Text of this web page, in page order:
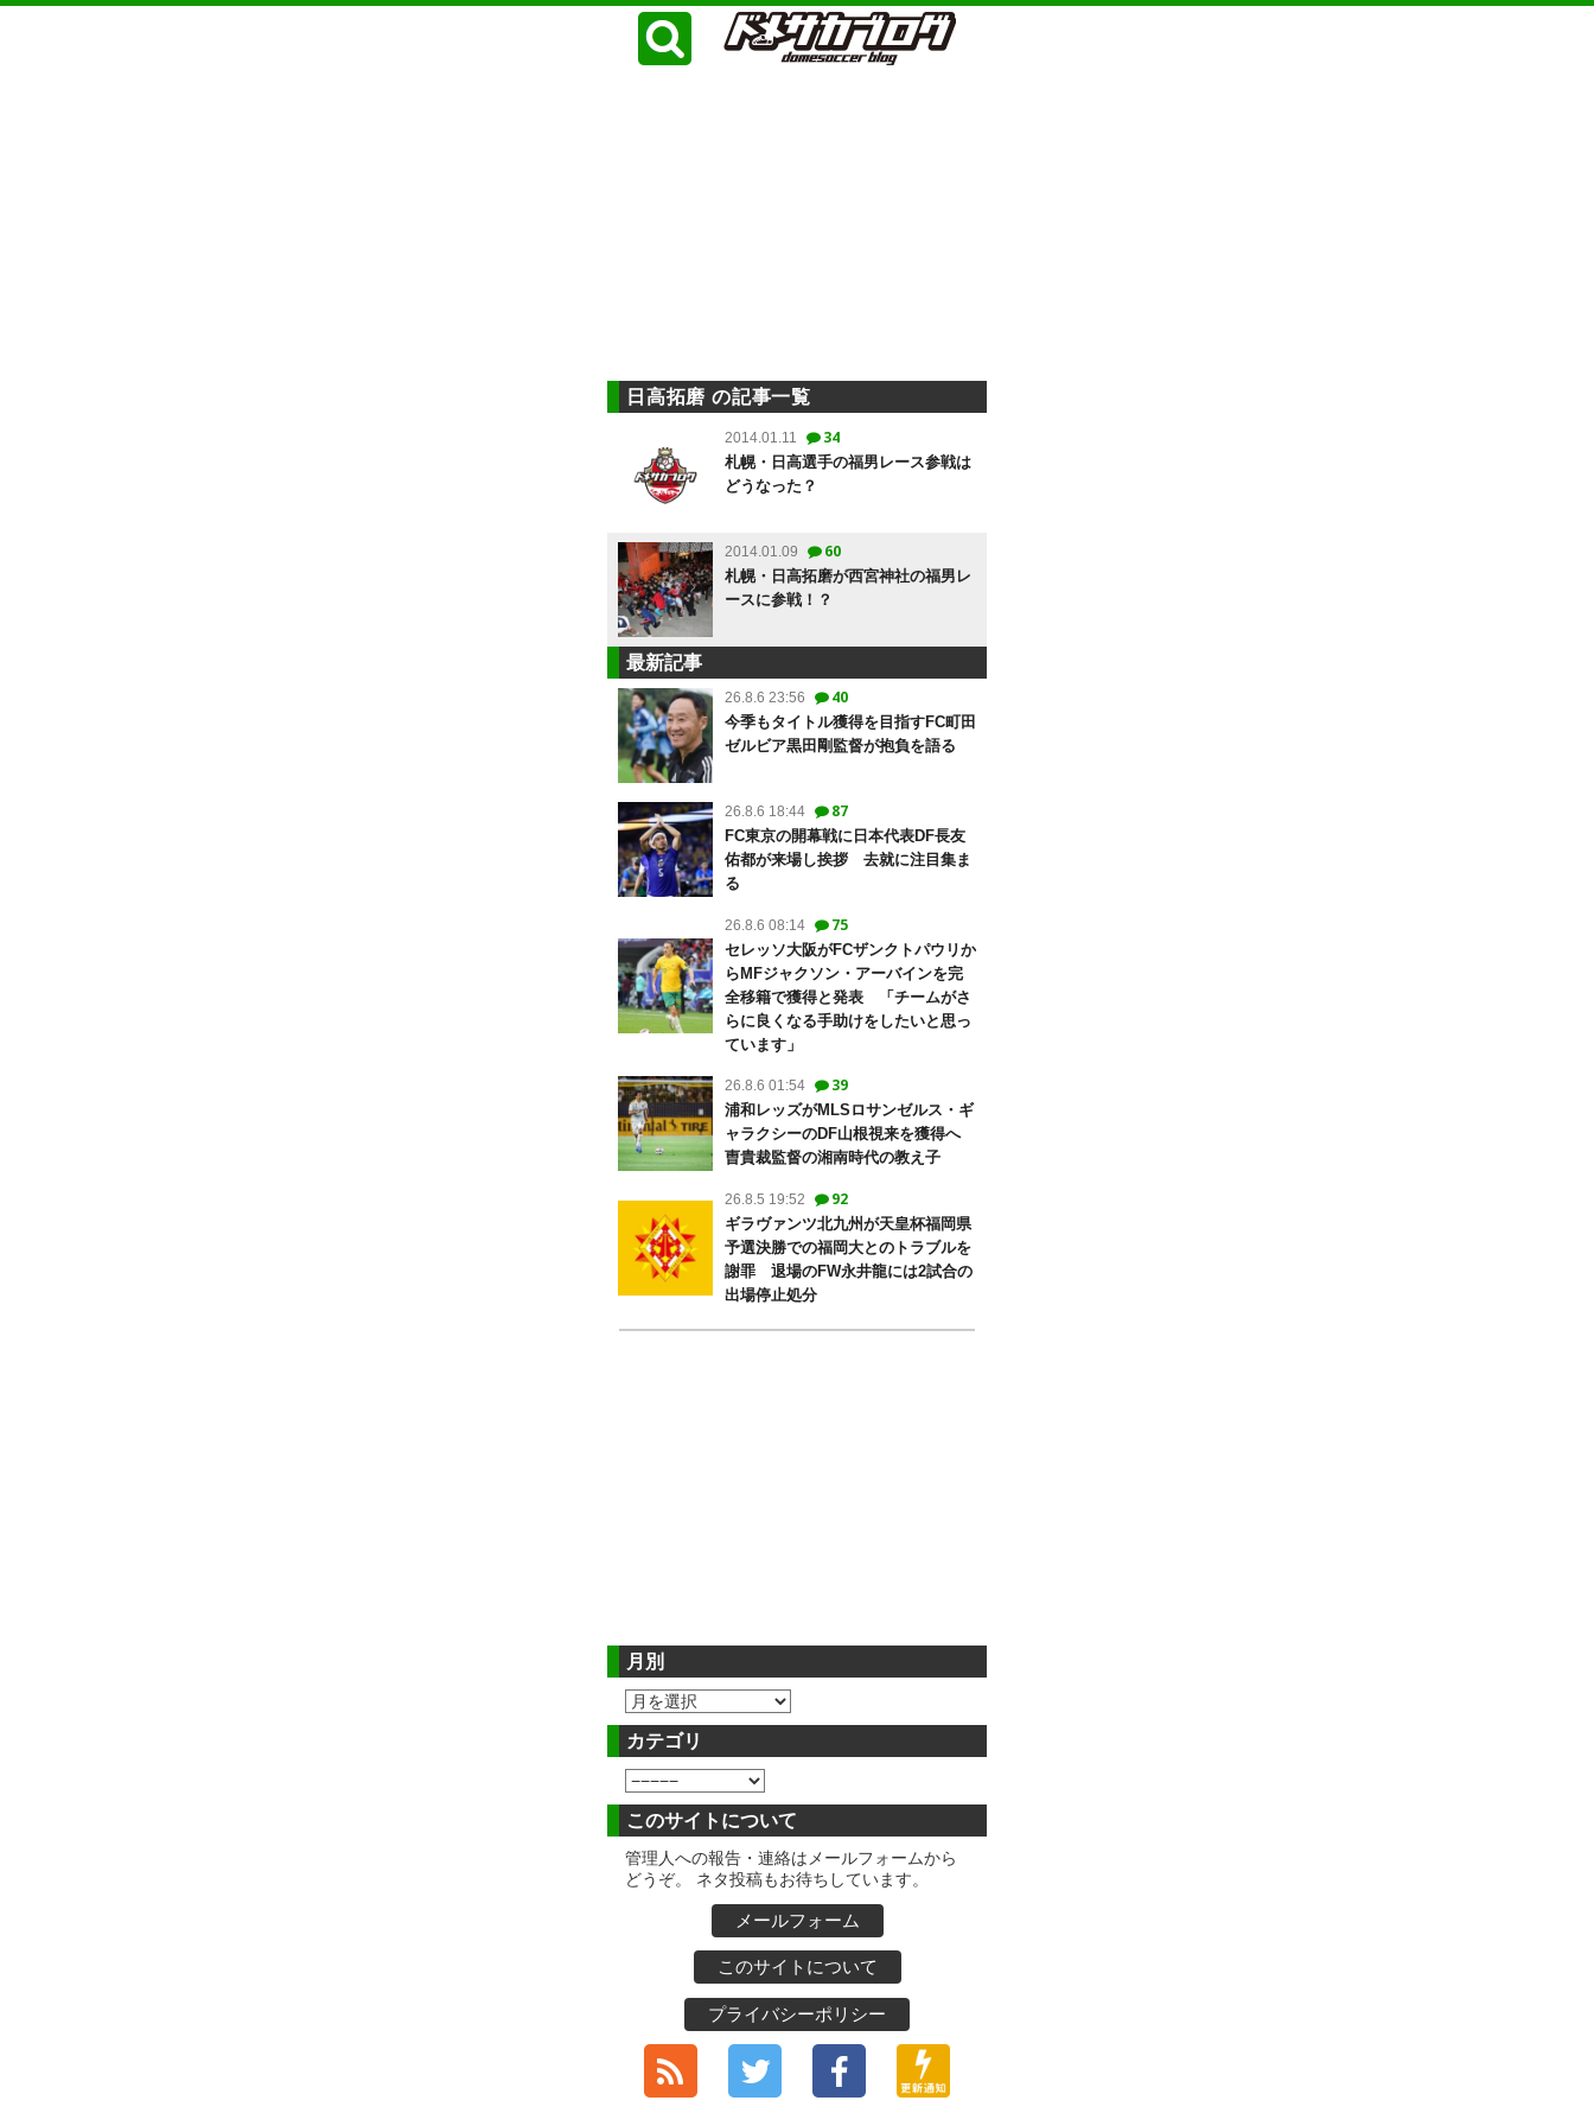
日高拓磨 の記事一覧
2014.01.11 34
札幌・日高選手の福男レース参戦は
どうなった？
2014.01.09 60
札幌・日高拓磨が西宮神社の福男レ
ースに参戦！？
最新記事
26.8.6 23:56 40
今季もタイトル獲得を目指すFC町田
ゼルビア黒田剛監督が抱負を語る
26.8.6 18:44 87
FC東京の開幕戦に日本代表DF長友
佑都が来場し挨拶 去就に注目集ま
る
26.8.6 08:14 75
セレッソ大阪がFCザンクトパウリか
らMFジャクソン・アーバインを完
全移籍で獲得と発表 「チームがさ
らに良くなる手助けをしたいと思っ
ています」
26.8.6 01:54 39
浦和レッズがMLSロサンゼルス・ギ
ャラクシーのDF山根視来を獲得へ
曺貴裁監督の湘南時代の教え子
26.8.5 19:52 92
ギラヴァンツ北九州が天皇杯福岡県
予選決勝での福岡大とのトラブルを
謝罪 退場のFW永井龍には2試合の
出場停止処分
月別
カテゴリ
このサイトについて
管理人への報告・連絡はメールフォームから
どうぞ。 ネタ投稿もお待ちしています。
メールフォーム
このサイトについて
プライバシーポリシー